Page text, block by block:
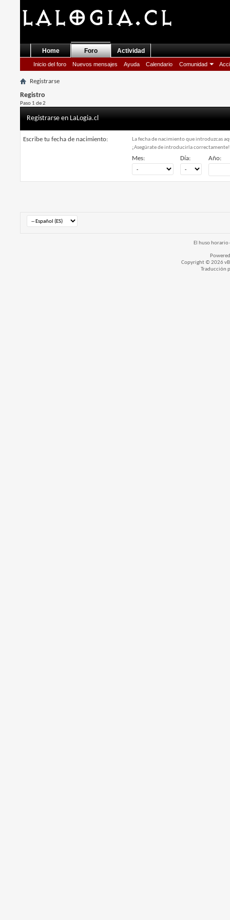
Home Foro
Inicio del foro Nuevos mensajes Ayuda Calendario Comunidad
Actividad
Registrarse
Registro
Paso 1 de 2
Registrarse en LaLogia.cl
Escribe tu fecha de nacimiento:
La fecha de nacimiento que introduzcas
¡Asegúrate de introducirla correctamente!
Mes: Día: Año:
El huso horario
Copyright © 2026
Traducción